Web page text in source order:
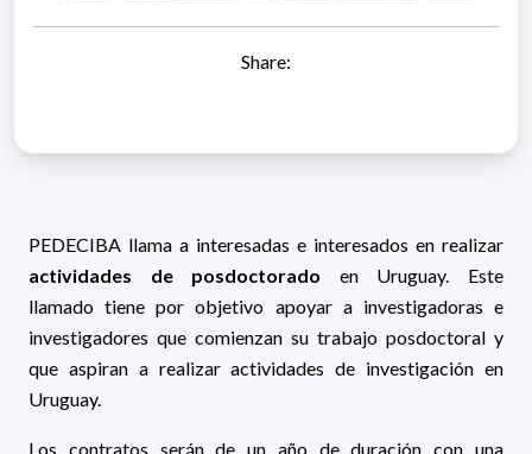
Share:
PEDECIBA llama a interesadas e interesados en realizar
actividades de posdoctorado en Uruguay. Este
llamado tiene por objetivo apoyar a investigadoras e
investigadores que comienzan su trabajo posdoctoral y
que aspiran a realizar actividades de investigación en
Uruguay.
Los contratos serán de un año de duración con una